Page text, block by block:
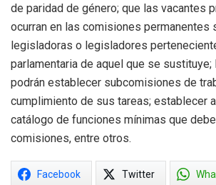
de paridad de género; que las vacantes
ocurran en las comisiones permanentes
legisladoras o legisladores
parlamentaria de aquel que se
podrán establecer subcomisiones de
cumplimiento de sus tareas; establecer
catálogo de funciones mínimas que
comisiones, entre otros.
Facebook Twitter